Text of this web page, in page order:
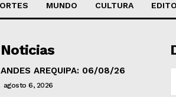
MUNDO CULTURA
AREQUIPA: 06/08/26
agosto 6, 2026